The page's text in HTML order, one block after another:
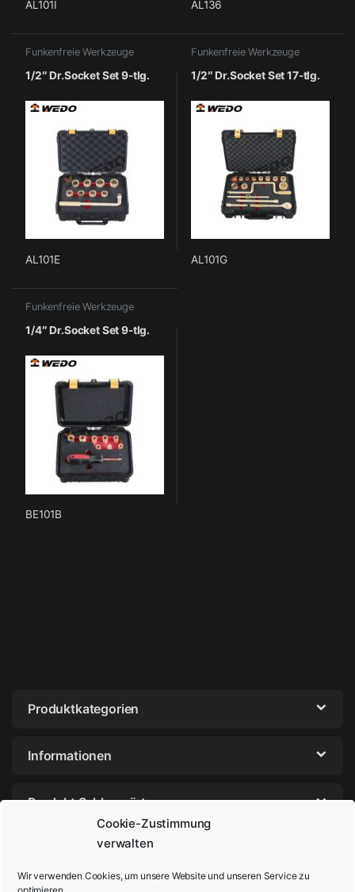
Cookie-Zustimmung
verwalten
Wir verwenden Cookies, um unsere Website und unseren Service zu
AL101I AL136
Funkenfreie Werkzeuge
1/2″ Dr.Socket Set 9-tlg.
AL101E
Funkenfreie Werkzeuge
1/2″ Dr.Socket Set 17-tlg.
AL101G
Funkenfreie Werkzeuge
1/4″ Dr.Socket Set 9-tlg.
BE101B
Produktkategorien
Informationen
Produkt Schlagwörter